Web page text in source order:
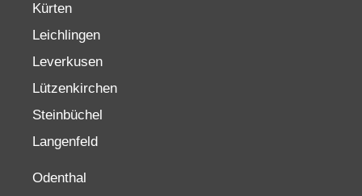
Kürten
Leichlingen
Leverkusen
Lützenkirchen
Steinbüchel
Langenfeld
Odenthal